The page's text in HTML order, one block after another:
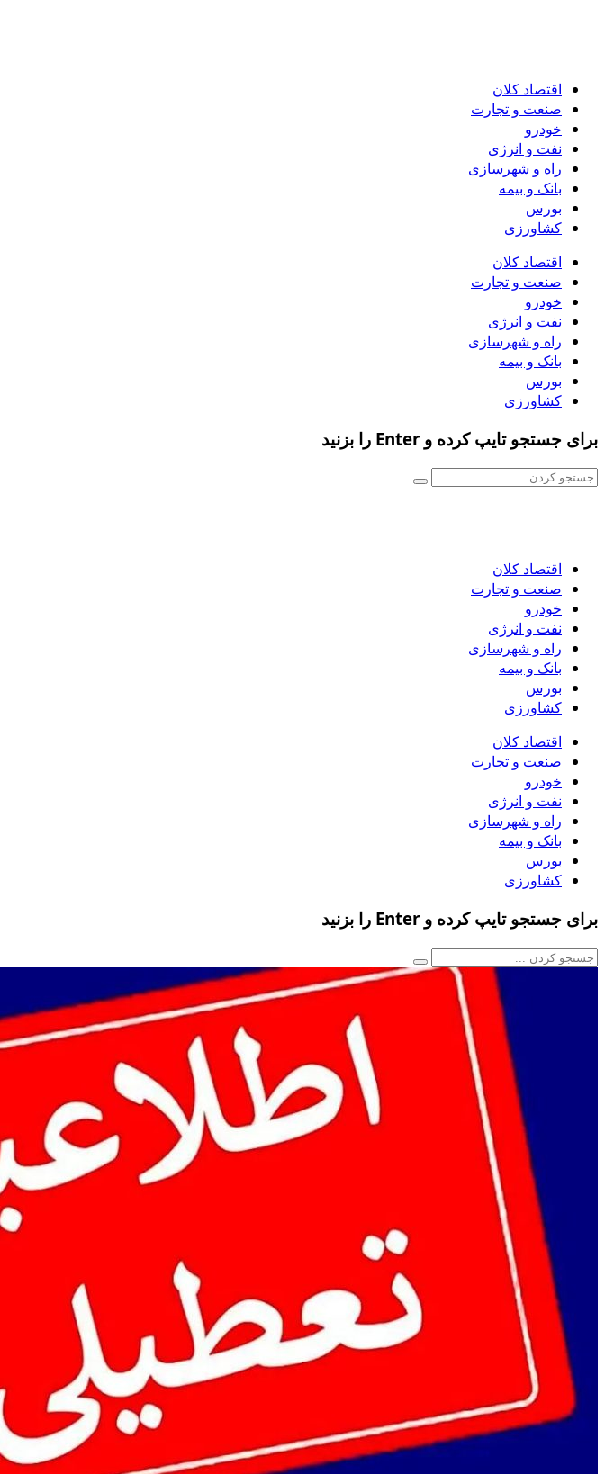
اقتصاد کلان
صنعت و تجارت
خودرو
نفت و انرژی
راه و شهرسازی
بانک و بیمه
بورس
کشاورزی
اقتصاد کلان
صنعت و تجارت
خودرو
نفت و انرژی
راه و شهرسازی
بانک و بیمه
بورس
کشاورزی
برای جستجو تایپ کرده و Enter را بزنید
اقتصاد کلان
صنعت و تجارت
خودرو
نفت و انرژی
راه و شهرسازی
بانک و بیمه
بورس
کشاورزی
اقتصاد کلان
صنعت و تجارت
خودرو
نفت و انرژی
راه و شهرسازی
بانک و بیمه
بورس
کشاورزی
برای جستجو تایپ کرده و Enter را بزنید